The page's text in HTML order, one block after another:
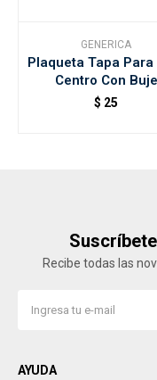
GENERICA
Plaqueta Tapa Para
Centro Con Buje
$ 25
Recibe todas las
AYUDA